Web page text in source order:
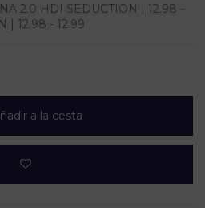
2.0 HDI SEDUCTION | 12.98 -
| 12.98 - 12.99
a la cesta